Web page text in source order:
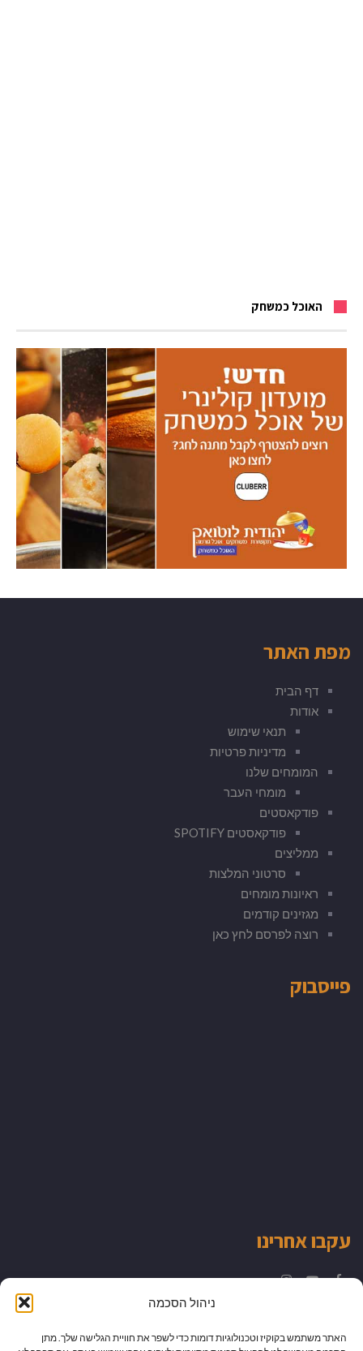
ניהול הסכמה
האתר משתמש בקוקיז וטכנולוגיות דומות כדי לשפר את חוויית הגלישה שלך. מתן
האוכל כמשחק
מפת האתר
דף הבית
אודות
תנאי שימוש
מדיניות פרטיות
המומחים שלנו
מומחי העבר
פודקאסטים
פודקאסטים SPOTIFY
ממליצים
סרטוני המלצות
ראיונות מומחים
מגזינים קודמים
רוצה לפרסם לחץ כאן
פייסבוק
עקבו אחרינו